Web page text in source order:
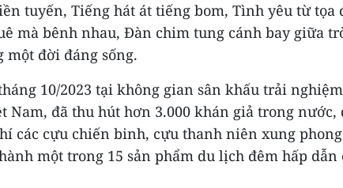
tuyến, Tiếng hát át tiếng bom, Tình yêu từ tọa
mà bênh nhau, Đàn chim tung cánh bay giữa
một đời đáng sống.
10/2023 tại không gian sân khấu trải
Nam, đã thu hút hơn 3.000 khán giả trong nước,
các cựu chiến binh, cựu thanh niên xung
một trong 15 sản phẩm du lịch đêm hấp dẫn